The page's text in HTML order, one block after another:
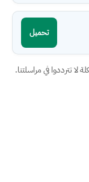
تحميل
تترددوا في مراسلتنا.